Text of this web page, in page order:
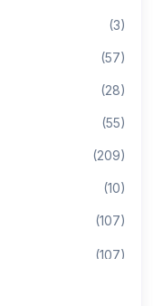
(3)
(57)
(28)
(55)
(209)
(10)
(107)
(107)